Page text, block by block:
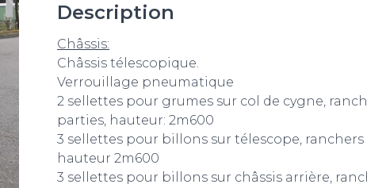
Description
Châssis:
Châssis télescopique.
Verrouillage pneumatique
2 sellettes pour grumes sur col de cygne,
parties, hauteur: 2m600
3 sellettes pour billons sur télescope, ranchers
hauteur 2m600
3 sellettes pour billons sur châssis arrière,